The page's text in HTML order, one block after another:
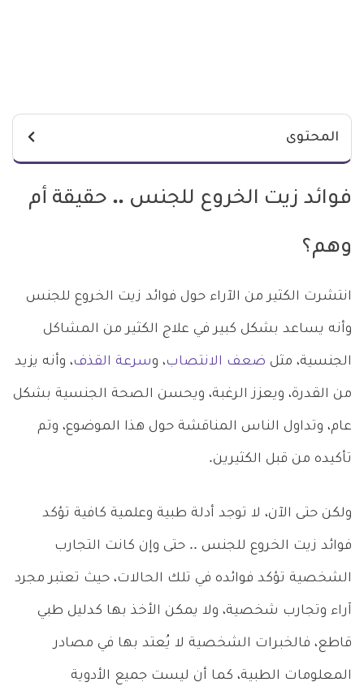
المحتوى
فوائد زيت الخروع للجنس .. حقيقة أم
وهم؟
انتشرت الكثير من الآراء حول فوائد زيت الخروع للجنس
وأنه يساعد بشكل كبير في علاج الكثير من المشاكل
الجنسية، مثل ضعف الانتصاب، وسرعة القذف، وأنه يزيد
من القدرة، ويعزز الرغبة، ويحسن الصحة الجنسية بشكل
عام، وتداول الناس المناقشة حول هذا الموضوع، وتم
تأكيده من قبل الكثيرين.
ولكن حتى الآن، لا توجد أدلة طبية وعلمية كافية تؤكد
فوائد زيت الخروع للجنس .. حتى وإن كانت التجارب
الشخصية تؤكد فوائده في تلك الحالات، حيث تعتبر مجرد
آراء وتجارب شخصية، ولا يمكن الأخذ بها كدليل طبي
قاطع، فالخبرات الشخصية لا يُعتد بها في مصادر
المعلومات الطبية، كما أن ليست جميع الأدوية